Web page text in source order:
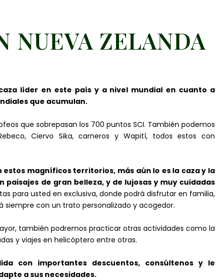
NUEVA ZELANDA
líder en este país y a nivel mundial en cuanto a
que acumulan.
que sobrepasan los 700 puntos SCI. También podemos
Ciervo Sika, carneros y Wapití, todos estos con
magníficos territorios, más aún lo es la caza y la
de gran belleza, y de lujosas y muy cuidadas
para usted en exclusiva, donde podrá disfrutar en familia,
siempre con un trato personalizado y acogedor.
también podremos practicar otras actividades como la
y viajes en helicóptero entre otras.
con importantes descuentos, consúltenos y le
a sus necesidades.